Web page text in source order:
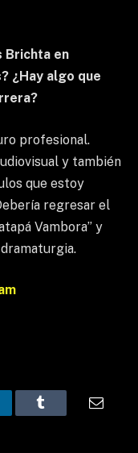
Brichta en
¿Hay algo que
profesional.
y también
que estoy
regresar el
Vambora” y
Tumblr